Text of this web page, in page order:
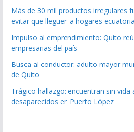
Más de 30 mil productos irregulares
evitar que lleguen a hogares
Impulso al emprendimiento: Quito
empresarias del país
Busca al conductor: adulto mayor
de Quito
Trágico hallazgo: encuentran sin
desaparecidos en Puerto López